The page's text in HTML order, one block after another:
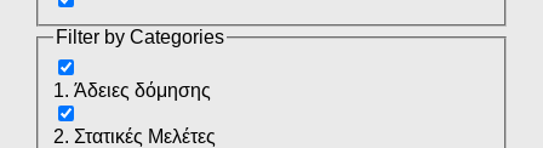
Filter by Categories
1. Άδειες δόμησης
2. Στατικές Μελέτες